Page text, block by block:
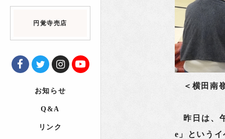
円覚寺売店
お知らせ
Q&A
リンク
＜横田南
昨日は、
e」という